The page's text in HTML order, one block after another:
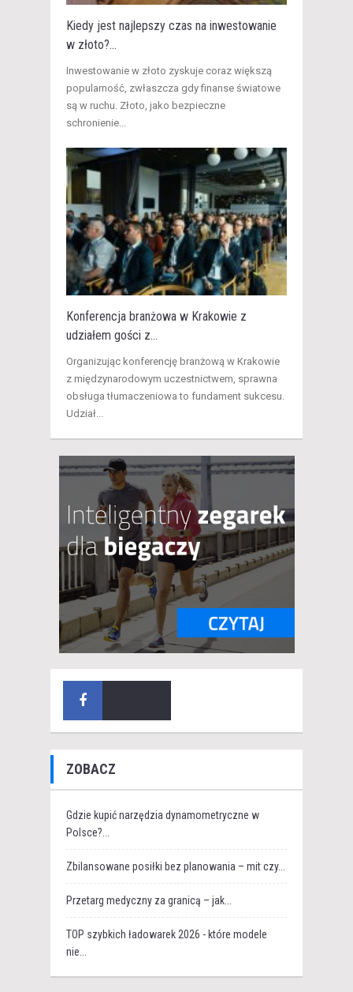
Kiedy jest najlepszy czas na inwestowanie
w złoto?...
​Inwestowanie w złoto zyskuje coraz większą
popularność, zwłaszcza gdy finanse światowe
są w ruchu. Złoto, jako bezpieczne
schronienie...
Konferencja branżowa w Krakowie z
udziałem gości z...
​Organizując konferencję branżową w Krakowie
z międzynarodowym uczestnictwem, sprawna
obsługa tłumaczeniowa to fundament sukcesu.
Udział...
ZOBACZ
Gdzie kupić narzędzia dynamometryczne w
Polsce?...
Zbilansowane posiłki bez planowania – mit czy...
Przetarg medyczny za granicą – jak...
TOP szybkich ładowarek 2026 - które modele
nie...